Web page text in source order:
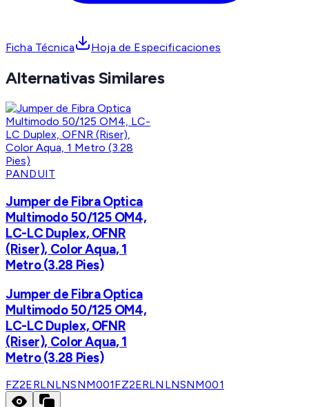
Ficha Técnica Hoja de Especificaciones
Alternativas Similares
PANDUIT
Jumper de Fibra Optica
Multimodo 50/125 OM4,
LC-LC Duplex, OFNR
(Riser), Color Aqua, 1
Metro (3.28 Pies)
Jumper de Fibra Optica
Multimodo 50/125 OM4,
LC-LC Duplex, OFNR
(Riser), Color Aqua, 1
Metro (3.28 Pies)
FZ2ERLNLNSNM001FZ2ERLNLNSNM001